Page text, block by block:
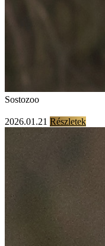
Sostozoo
2026.01.21 Részletek